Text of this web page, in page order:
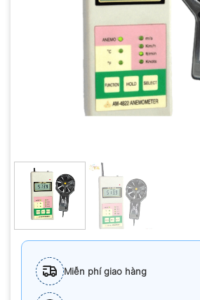
Miễn phí giao hàng